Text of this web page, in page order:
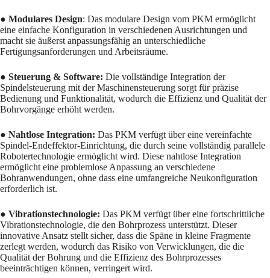
● Modulares Design: Das modulare Design vom PKM ermöglicht
eine einfache Konfiguration in verschiedenen Ausrichtungen und
macht sie äußerst anpassungsfähig an unterschiedliche
Fertigungsanforderungen und Arbeitsräume.
● Steuerung & Software: Die vollständige Integration der
Spindelsteuerung mit der Maschinensteuerung sorgt für präzise
Bedienung und Funktionalität, wodurch die Effizienz und Qualität der
Bohrvorgänge erhöht werden.
● Nahtlose Integration: Das PKM verfügt über eine vereinfachte
Spindel-Endeffektor-Einrichtung, die durch seine vollständig parallele
Robotertechnologie ermöglicht wird. Diese nahtlose Integration
ermöglicht eine problemlose Anpassung an verschiedene
Bohranwendungen, ohne dass eine umfangreiche Neukonfiguration
erforderlich ist.
● Vibrationstechnologie: Das PKM verfügt über eine fortschrittliche
Vibrationstechnologie, die den Bohrprozess unterstützt. Dieser
innovative Ansatz stellt sicher, dass die Späne in kleine Fragmente
zerlegt werden, wodurch das Risiko von Verwicklungen, die die
Qualität der Bohrung und die Effizienz des Bohrprozesses
beeinträchtigen können, verringert wird.